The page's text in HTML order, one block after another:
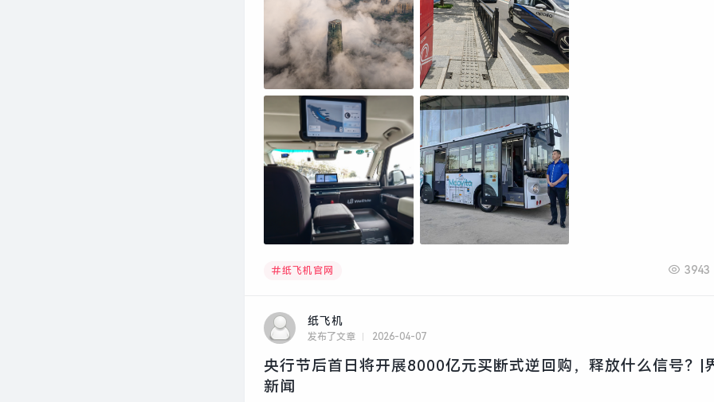
纸飞机官网 3943
纸飞机
发布了文章 2026-04-07
央行节后首日将开展8000亿元买断式逆回购，释放什么信号？|
新闻